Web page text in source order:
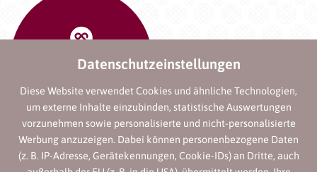
Datenschutzeinstellungen
Diese Website verwendet Cookies und ähnliche Technologien,
um externe Inhalte einzubinden, statistische Auswertungen
vorzunehmen sowie personalisierte und nicht-personalisierte
Werbung anzuzeigen. Dabei können personenbezogene Daten
(z. B. IP-Adresse, Gerätekennungen, Cookie-IDs) an Dritte, auch